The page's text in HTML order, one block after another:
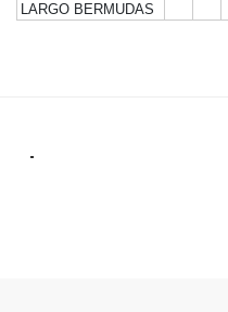
LARGO BERMUDAS